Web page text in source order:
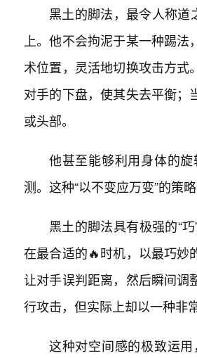
黑土的脚法，最令人称道
上。他不会拘泥于某一种踢
术位置，灵活地切换攻击方式
对手的下盘，使其失去平衡；
或头部。
他甚至能够利用身体的
测。这种“以不变应万变”的策
黑土的脚法具有极强的“
在最合适的🔥时机，以最巧妙
让对手误判距离，然后瞬间调
行攻击，但实际上却以一种非
这种对空间感的极致运